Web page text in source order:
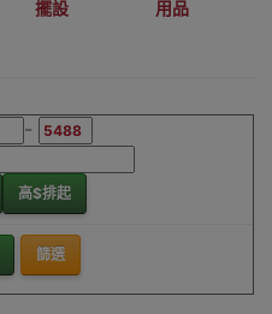
擺設
用品
-
高$排起
篩選